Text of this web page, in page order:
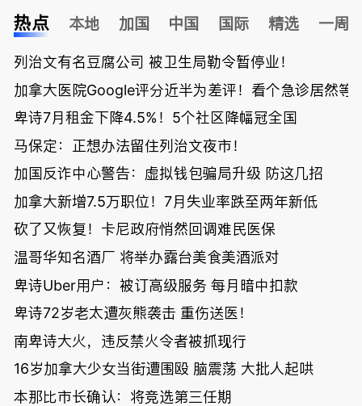
热点 本地 加国 中国 国际 精选 一周
列治文有名豆腐公司 被卫生局勒令暂停业！
加拿大医院Google评分近半为差评！看个急诊居然等
卑诗7月租金下降4.5%！5个社区降幅冠全国
马保定：正想办法留住列治文夜市！
加国反诈中心警告：虚拟钱包骗局升级 防这几招
加拿大新增7.5万职位！7月失业率跌至两年新低
砍了又恢复！卡尼政府悄然回调难民医保
温哥华知名酒厂 将举办露台美食美酒派对
卑诗Uber用户：被订高级服务 每月暗中扣款
卑诗72岁老太遭灰熊袭击 重伤送医！
南卑诗大火，违反禁火令者被抓现行
16岁加拿大少女当街遭围殴 脑震荡 大批人起哄
本那比市长确认：将竞选第三任期